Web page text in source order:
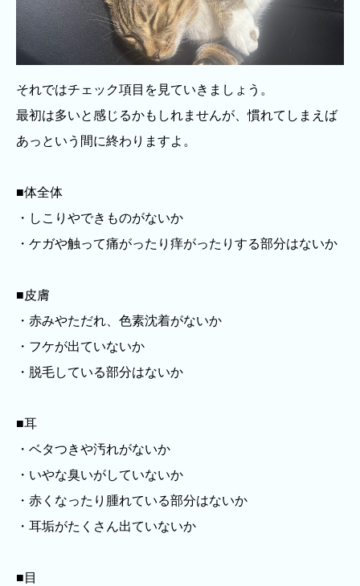
それではチェック項目を見ていきましょう。
最初は多いと感じるかもしれませんが、慣れてしまえば
あっという間に終わりますよ。
■体全体
・しこりやできものがないか
・ケガや触って痛がったり痒がったりする部分はないか
■皮膚
・赤みやただれ、色素沈着がないか
・フケが出ていないか
・脱毛している部分はないか
■耳
・ベタつきや汚れがないか
・いやな臭いがしていないか
・赤くなったり腫れている部分はないか
・耳垢がたくさん出ていないか
■目